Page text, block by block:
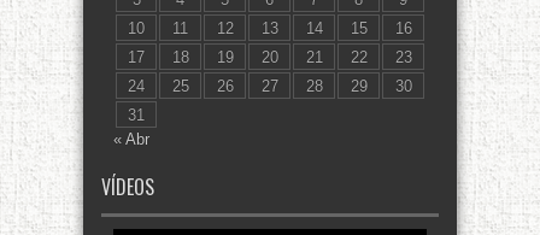
10
11 12 13 14 15
16
17
18 19 20 21 22
23
24
25 26 27 28 29
30
31
« Abr
VÍDEOS